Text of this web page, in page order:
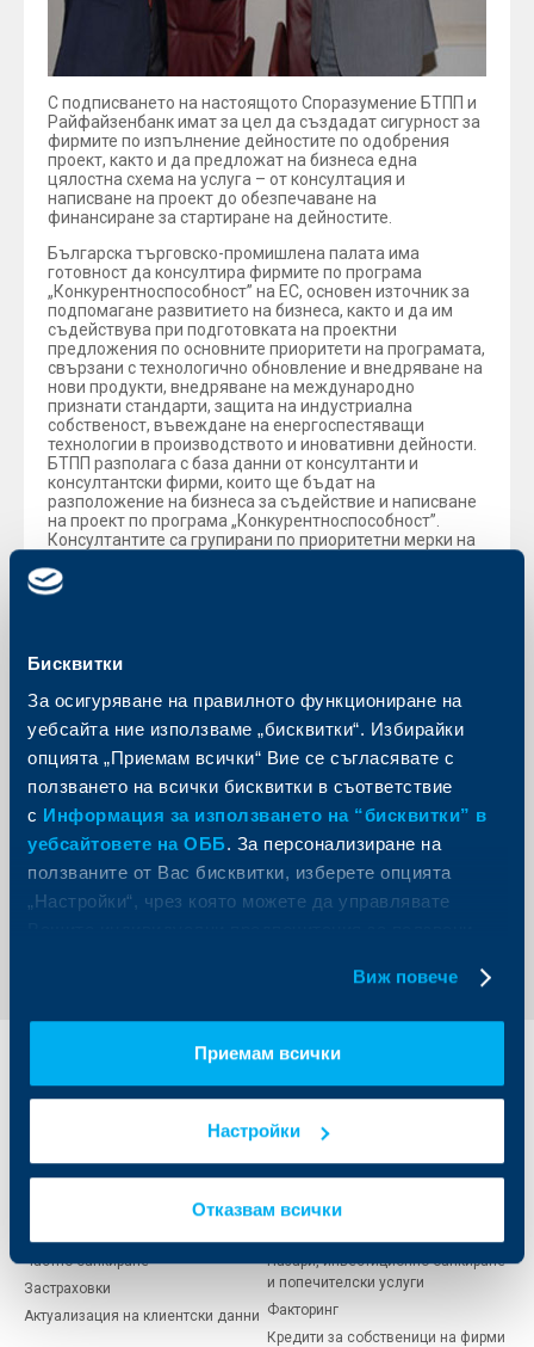
Бисквитки
За осигуряване на правилното функциониране на
уебсайта ние използваме „бисквитки“. Избирайки
опцията „Приемам всички“ Вие се съгласявате с
ползването на всички бисквитки в съответствие
с Информация за използването на “бисквитки” в
уебсайтовете на ОББ. За персонализиране на
ползваните от Вас бисквитки, изберете опцията
„Настройки“, чрез която можете да управлявате
Виж повече
Приемам всички
Настройки
Отказвам всички
С подписването на настоящото Споразумение БТПП и
Райфайзенбанк имат за цел да създадат сигурност за
фирмите по изпълнение дейностите по одобрения
проект, както и да предложат на бизнеса една
цялостна схема на услуга – от консултация и
написване на проект до обезпечаване на
финансиране за стартиране на дейностите.
Българска търговско-промишлена палата има
готовност да консултира фирмите по програма
„Конкурентноспособност” на ЕС, основен източник за
подпомагане развитието на бизнеса, както и да им
съдействува при подготовката на проектни
предложения по основните приоритети на програмата,
свързани с технологично обновление и внедряване на
нови продукти, внедряване на международно
признати стандарти, защита на индустриална
собственост, въвеждане на енергоспестяващи
технологии в производството и иновативни дейности.
БТПП разполага с база данни от консултанти и
консултантски фирми, които ще бъдат на
разположение на бизнеса за съдействие и написване
на проект по програма „Конкурентноспособност”.
Консултантите са групирани по приоритетни мерки на
капацитет при подготовката на обоснован бизнес
план, основна част и фундаментален елемент при
продукти и банкови услуги за малките и средни фирми,
които целят финансиране на изпълнението на
проектите по Оперативните програми, след
стартирането на тръжните процедури. Кредитите са
съобразени по вид, размер и срокове с реалните
потребности на бенефицентите, както и със
спецификата и механизмите за предоставяне на
грантови средства от Еврофондовете. Банката ще
финансира до 100% от проектите на бенефициентите
при конкурентни условия.
клиенти
Сметки и плащания
Частно банкиране
Застраховки
Актуализация на клиентски данни
клиенти
Управление на парични средства
Търговско финансиране
Пазари, инвестиционно банкиране
и попечителски услуги
Факторинг
Кредити за собственици на фирми